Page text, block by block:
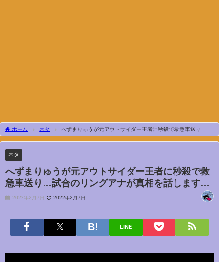
ホーム ネタ
へずまりゅうが元アウトサイダー王者に秒殺で救急車送り…試
合のリングアナが真相を話します…
ネタ
へずまりゅうが元アウトサイダー王者に秒殺で救
急車送り…試合のリングアナが真相を話します…
2022年2月7日 2022年2月7日
LINE